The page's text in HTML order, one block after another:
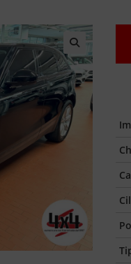
🔍